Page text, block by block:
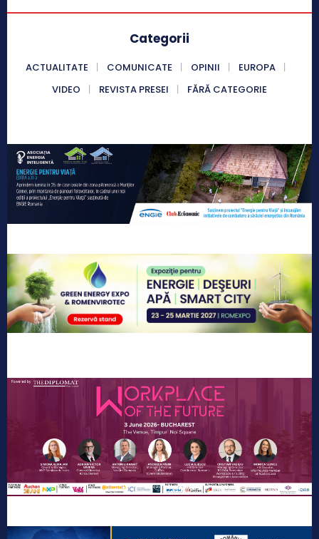
Categorii
ACTUALITATE COMUNICATE OPINII
EUROPA
VIDEO
REVISTA PRESEI FĂRĂ CATEGORIE